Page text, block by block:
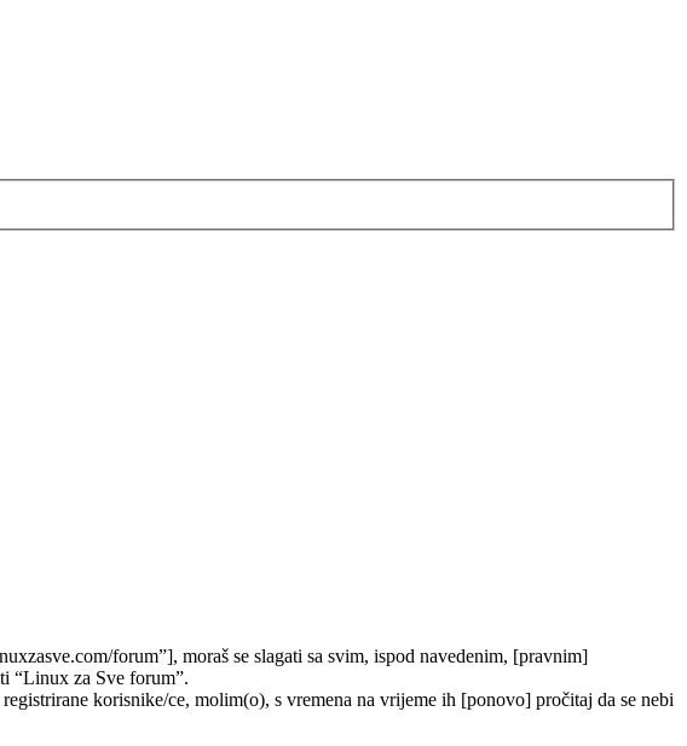
forum”], moraš se slagati sa svim, ispod navedenim, [pravnim]
“Linux za Sve forum”.
korisnike/ce, molim(o), s vremena na vrijeme ih [ponovo] pročitaj da se nebi